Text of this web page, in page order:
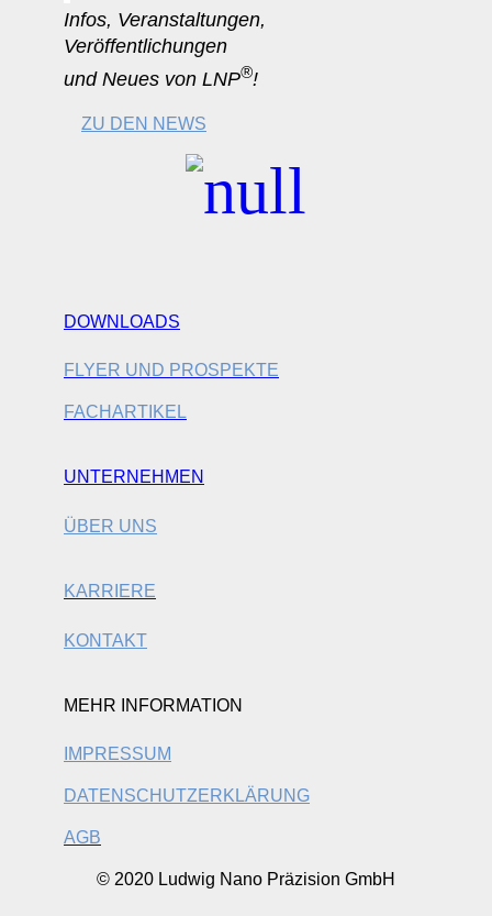
Infos, Veranstaltungen,
Veröffentlichungen
und Neues von LNP®!
ZU DEN NEWS
DOWNLOADS
FLYER UND PROSPEKTE
FACHARTIKEL
UNTERNEHMEN
ÜBER UNS
KARRIERE
KONTAKT
MEHR INFORMATION
IMPRESSUM
DATENSCHUTZERKLÄRUNG
AGB
© 2020 Ludwig Nano Präzision GmbH